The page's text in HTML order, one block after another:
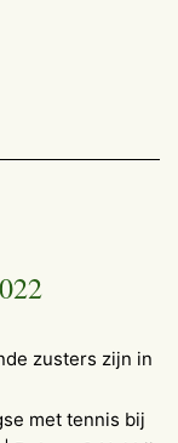
met tennis bij